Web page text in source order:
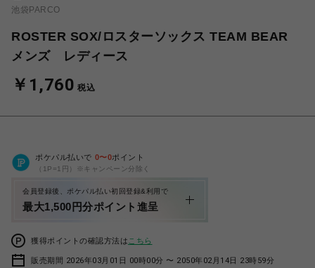
池袋PARCO
ROSTER SOX/ロスターソックス TEAM BEAR
メンズ レディース
￥1,760 税込
ポケパル払いで 0〜0ポイント
（1P=1円）※キャンペーン分除く
会員登録後、ポケパル払い初回登録&利用で
最大1,500円分ポイント進呈
獲得ポイントの確認方法は こちら
販売期間 2026年03月01日 00時00分 〜 2050年02月14日 23時59分